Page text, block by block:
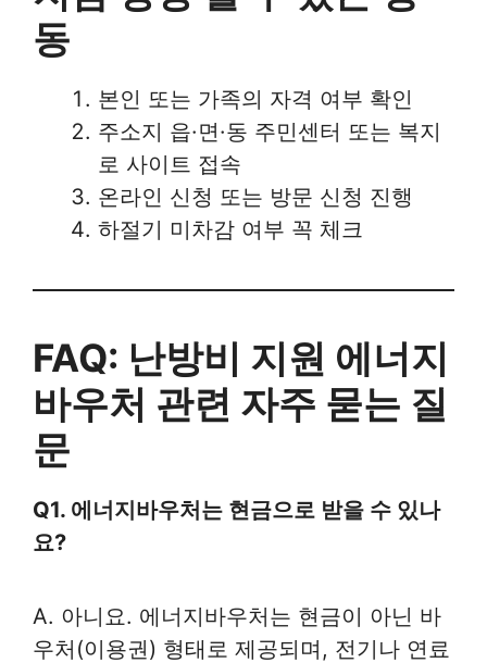
동
본인 또는 가족의 자격 여부 확인
주소지 읍·면·동 주민센터 또는 복지
로 사이트 접속
온라인 신청 또는 방문 신청 진행
하절기 미차감 여부 꼭 체크
FAQ: 난방비 지원 에너지
바우처 관련 자주 묻는 질
문
Q1. 에너지바우처는 현금으로 받을 수 있나
요?
A. 아니요. 에너지바우처는 현금이 아닌 바
우처(이용권) 형태로 제공되며, 전기나 연료